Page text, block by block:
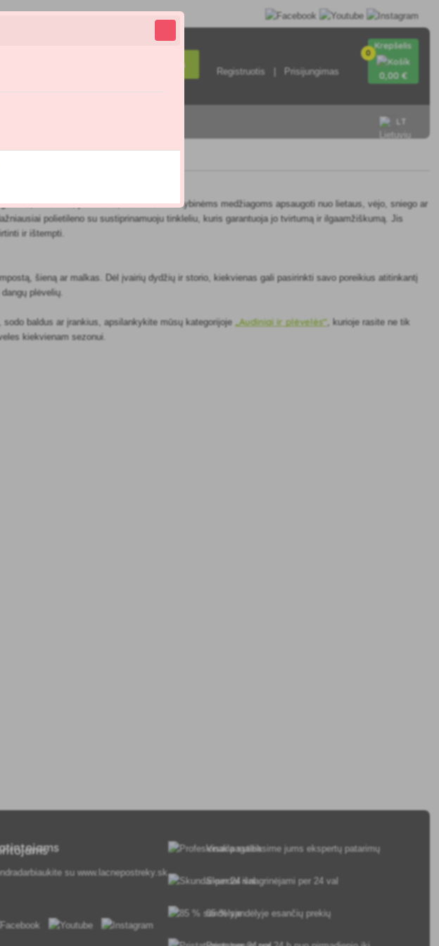
Paieška
Registruotis Prisijungimas
0
Krepšelis
0,00 €
LT
medienai, įrankiams, baldams ir statybinėms medžiagoms apsaugoti nuo lietaus, vėjo, sniego ar
polietileno su sustiprinamuoju tinkleliu, kuris garantuoja jo tvirtumą ir ilgaamžiškumą. Jis
ir ištempti.
šieną ar malkas. Dėl įvairių dydžių ir storio, kiekvienas gali pasirinkti savo poreikius atitinkantį
plėvelių.
baldus ar įrankius, apsilankykite mūsų kategorijoje „Audiniai ir plėvelės“ , kurioje rasite ne tik
kiekvienam sezonui.
suwww.lacnepostreky.sk
Visada suteiksime jums ekspertų patarimų
Skundai išnagrinėjami per 24 val
85 % sandėlyje esančių prekių